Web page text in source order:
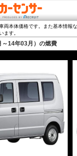
両本体価格です。また基本情報
ます。
～14年03月）の燃費